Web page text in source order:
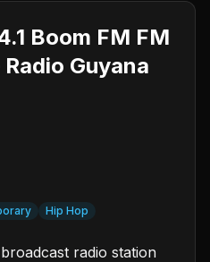
Boom FM FM
Guyana
Hip Hop
radio station